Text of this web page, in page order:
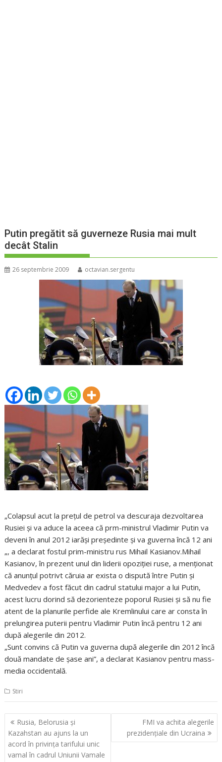
Putin pregătit să guverneze Rusia mai mult
decât Stalin
26 septembrie 2009 octavian.sergentu
„Colapsul acut la preţul de petrol va descuraja dezvoltarea
Rusiei şi va aduce la aceea că prm-ministrul Vladimir Putin va
deveni în anul 2012 iarăşi preşedinte şi va guverna încă 12 ani
„, a declarat fostul prim-ministru rus Mihail Kasianov.Mihail
Kasianov, în prezent unul din liderii opoziţiei ruse, a menţionat
că anunţul potrivt căruia ar exista o dispută între Putin şi
Medvedev a fost făcut din cadrul statului major a lui Putin,
acest lucru dorind să dezorienteze poporul Rusiei şi să nu fie
atent de la planurile perfide ale Kremlinului care ar consta în
prelungirea puterii pentru Vladimir Putin încă pentru 12 ani
după alegerile din 2012.
„Sunt convins că Putin va guverna după alegerile din 2012 încă
două mandate de şase ani”, a declarat Kasianov pentru mass-
media occidentală.
Stiri
Navigare
în
articole
Rusia, Belorusia şi
Kazahstan au ajuns la un
acord în privinţa tarifului unic
vamal în cadrul Uniunii Vamale
FMI va achita alegerile
prezidenţiale din Ucraina